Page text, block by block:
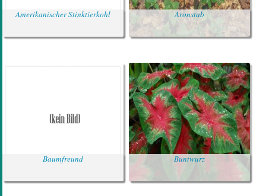
Amerikanischer Stinktierkohl Aronstab
Baumfreund Buntwurz